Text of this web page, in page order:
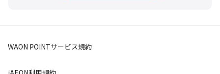
WAON POINTサービス規約